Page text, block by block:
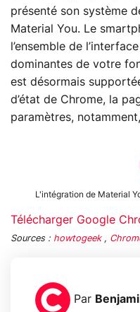
présenté son système
Material You. Le
l’ensemble de
dominantes de votre
est désormais
d’état de Chrome, la
paramètres,
L'intégration de Material
Télécharger Google
Sources : howtogeek,
Par